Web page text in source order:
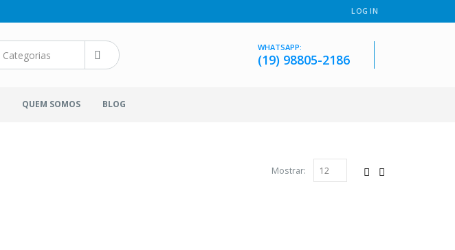
LOG IN
WHATSAPP:
(19) 98805-2186
QUEM SOMOS BLOG
Mostrar: